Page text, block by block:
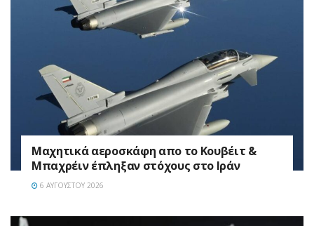
Mαχητικά αεροσκάφη απο το Κουβέιτ &
Μπαχρέιν έπληξαν στόχους στο Ιράν
6 ΑΥΓΟΎΣΤΟΥ 2026